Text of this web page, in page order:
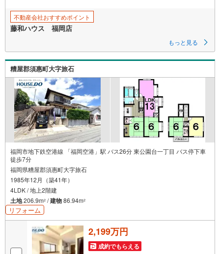
不動産会社おすすめポイント
藤和ハウス 福岡店
もっと見る
糟屋郡須惠町大字旅石
福岡市地下鉄空港線 「福岡空港」駅 バス26分 東公園台一丁目 バス停下車
徒歩7分
福岡県糟屋郡須惠町大字旅石
1985年12月（築41年）
4LDK / 地上2階建
土地206.9m2 /建物86.94m2
リフォーム
2,199万円
成約でもらえる